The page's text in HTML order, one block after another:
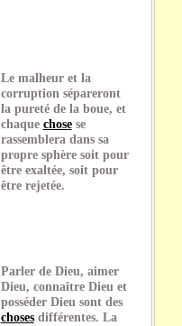
Le malheur et la
corruption sépareront
la pureté de la boue, et
chaque chosese
rassemblera dans sa
propre sphère soit pour
être exaltée, soit pour
être rejetée.
Parler de Dieu, aimer
Dieu, connaître Dieu et
posséder Dieu sont des
chosesdifférentes. La